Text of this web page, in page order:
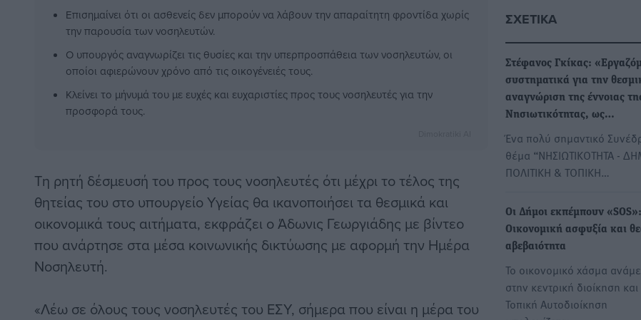
Επισημαίνει ότι οι ασθενείς δεν μπορούν να λάβουν την απαραίτητη φροντίδα χωρίς
την παρουσία των νοσηλευτών.
Ο υπουργός αναγνωρίζει τις θυσίες και την υπερπροσπάθεια των νοσηλευτών, οι
οποίοι αφιερώνουν χρόνο από τις οικογένειές τους.
Κλείνει το μήνυμά του με ευχές και ευχαριστίες προς τους νοσηλευτές για την
προσφορά τους.
Τη ρητή δέσμευσή του προς τους νοσηλευτές ότι μέχρι το τέλος της
θητείας του στο υπουργείο Υγείας θα ικανοποιήσει τα θεσμικά και
οικονομικά τους αιτήματα, εκφράζει ο Άδωνις Γεωργιάδης με βίντεο
που ανάρτησε στα μέσα κοινωνικής δικτύωσης με αφορμή την Ημέρα
Νοσηλευτή.
«Λέω σε όλους τους νοσηλευτές του ΕΣΥ, σήμερα που είναι η μέρα του
ΣΧΕΤΙΚΆ
Στέφανος Γκίκας:
συστηματικά για την
αναγνώριση της έννοιας
Νησιωτικότητας, ως…
Ένα πολύ σημαντικό
θέμα “ΝΗΣΙΩΤΙΚΟΤΗΤΑ -
ΠΟΛΙΤΙΚΗ & ΤΟΠΙΚΗ…
Οι Δήμοι εκπέμπουν «SOS»:
Οικονομική ασφυξία και
αβεβαιότητα
Το οικονομικό χάσμα
στην κεντρική διοίκηση και
Τοπική Αυτοδιοίκηση